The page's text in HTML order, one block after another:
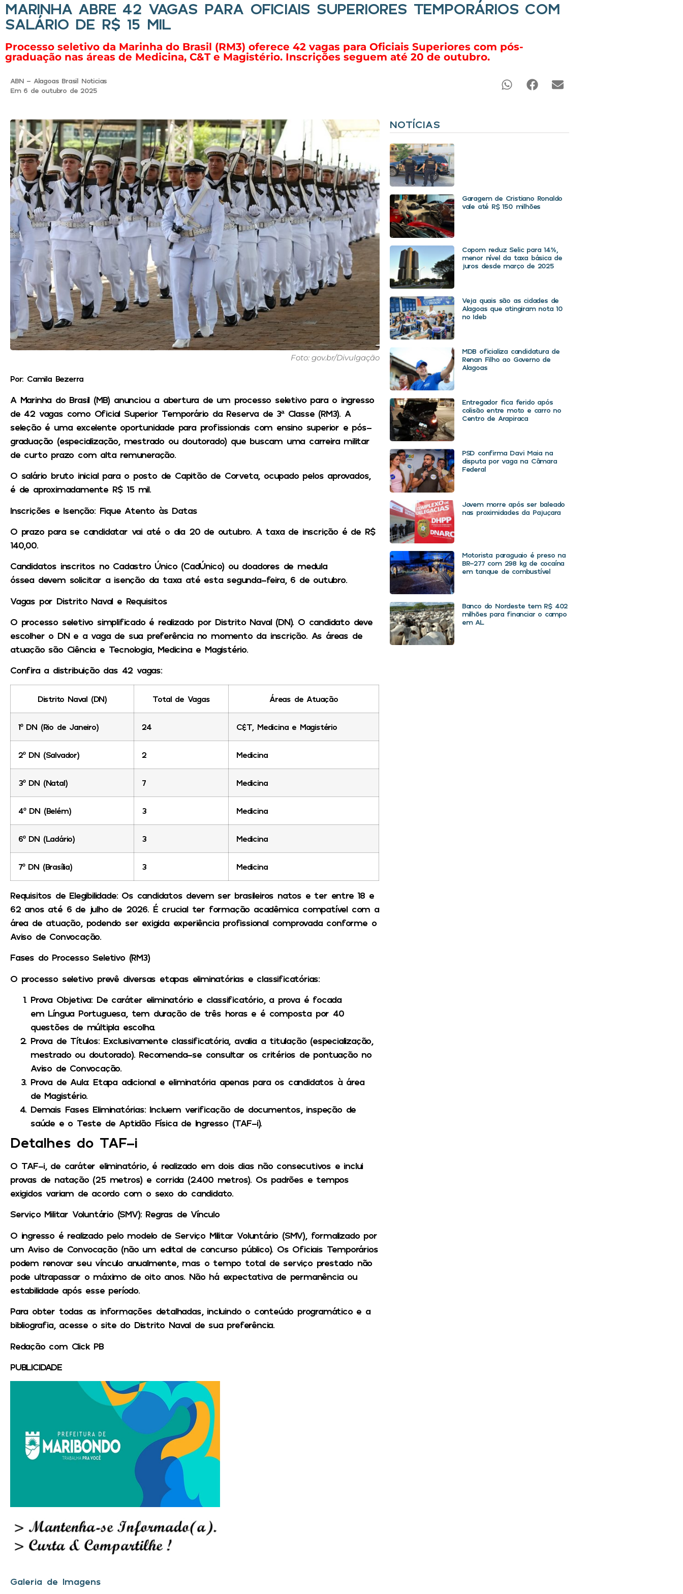
MARINHA ABRE 42 VAGAS PARA OFICIAIS SUPERIORES TEMPORÁRIOS COM
SALÁRIO DE R$ 15 MIL
Processo seletivo da Marinha do Brasil (RM3) oferece 42 vagas para Oficiais Superiores com pós-
graduação nas áreas de Medicina, C&T e Magistério. Inscrições seguem até 20 de outubro.
ABN - Alagoas Brasil Noticias
Em 6 de outubro de 2025
Foto: gov.br/Divulgação
Por: Camila Bezerra
A Marinha do Brasil (MB) anunciou a abertura de um processo seletivo para o ingresso
de 42 vagas como Oficial Superior Temporário da Reserva de 3ª Classe (RM3). A
seleção é uma excelente oportunidade para profissionais com ensino superior e pós-
graduação (especialização, mestrado ou doutorado) que buscam uma carreira militar
de curto prazo com alta remuneração.
O salário bruto inicial para o posto de Capitão de Corveta, ocupado pelos aprovados,
é de aproximadamente R$ 15 mil.
Inscrições e Isenção: Fique Atento às Datas
O prazo para se candidatar vai até o dia 20 de outubro. A taxa de inscrição é de R$
140,00.
Candidatos inscritos no Cadastro Único (CadÚnico) ou doadores de medula
óssea devem solicitar a isenção da taxa até esta segunda-feira, 6 de outubro.
Vagas por Distrito Naval e Requisitos
O processo seletivo simplificado é realizado por Distrito Naval (DN). O candidato deve
escolher o DN e a vaga de sua preferência no momento da inscrição. As áreas de
atuação são Ciência e Tecnologia, Medicina e Magistério.
Confira a distribuição das 42 vagas:
Distrito Naval (DN) Total de Vagas Áreas de Atuação
1º DN (Rio de Janeiro) 24 C&T, Medicina e Magistério
2º DN (Salvador) 2 Medicina
3º DN (Natal) 7 Medicina
4º DN (Belém) 3 Medicina
6º DN (Ladário) 3 Medicina
7º DN (Brasília) 3 Medicina
Requisitos de Elegibilidade: Os candidatos devem ser brasileiros natos e ter entre 18 e
62 anos até 6 de julho de 2026. É crucial ter formação acadêmica compatível com a
área de atuação, podendo ser exigida experiência profissional comprovada conforme o
Aviso de Convocação.
Fases do Processo Seletivo (RM3)
O processo seletivo prevê diversas etapas eliminatórias e classificatórias:
Prova Objetiva: De caráter eliminatório e classificatório, a prova é focada
em Língua Portuguesa, tem duração de três horas e é composta por 40
questões de múltipla escolha.
Prova de Títulos:Exclusivamente classificatória, avalia a titulação (especialização,
mestrado ou doutorado). Recomenda-se consultar os critérios de pontuação no
Aviso de Convocação.
Prova de Aula: Etapa adicional e eliminatória apenas para os candidatos à área
de Magistério.
Demais Fases Eliminatórias:Incluem verificação de documentos, inspeção de
saúde e o Teste de Aptidão Física de Ingresso (TAF-i).
Detalhes do TAF-i
O TAF-i, de caráter eliminatório, é realizado em dois dias não consecutivos e inclui
provas de natação (25 metros) e corrida (2.400 metros). Os padrões e tempos
exigidos variam de acordo com o sexo do candidato.
Serviço Militar Voluntário (SMV): Regras de Vínculo
O ingresso é realizado pelo modelo de Serviço Militar Voluntário (SMV), formalizado por
um Aviso de Convocação (não um edital de concurso público). Os Oficiais Temporários
podem renovar seu vínculo anualmente, mas o tempo total de serviço prestado não
pode ultrapassar o máximo de oito anos. Não há expectativa de permanência ou
estabilidade após esse período.
Para obter todas as informações detalhadas, incluindo o conteúdo programático e a
bibliografia, acesse o site do Distrito Naval de sua preferência.
Redação com Click PB
PUBLICIDADE
Galeria de Imagens
NOTÍCIAS
Garagem de Cristiano Ronaldo
vale até R$ 150 milhões
Copom reduz Selic para 14%,
menor nível da taxa básica de
juros desde março de 2025
Veja quais são as cidades de
Alagoas que atingiram nota 10
no Ideb
MDB oficializa candidatura de
Renan Filho ao Governo de
Alagoas
Entregador fica ferido após
colisão entre moto e carro no
Centro de Arapiraca
PSD confirma Davi Maia na
disputa por vaga na Câmara
Federal
Jovem morre após ser baleado
nas proximidades da Pajuçara
Motorista paraguaio é preso na
BR-277 com 298 kg de cocaína
em tanque de combustível
Banco do Nordeste tem R$ 402
milhões para financiar o campo
em AL